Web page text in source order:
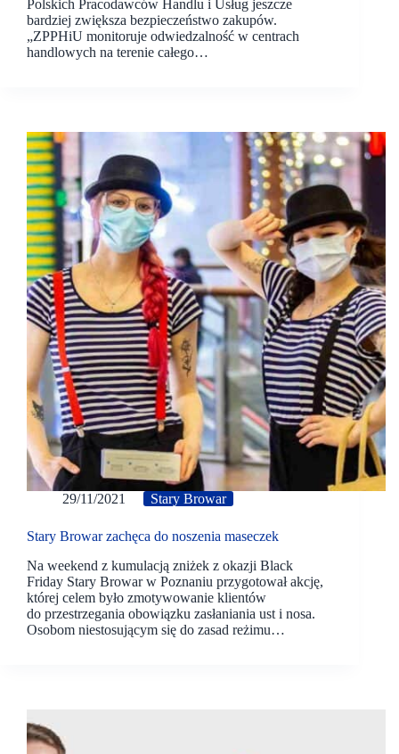
Polskich Pracodawców Handlu i Usług jeszcze
bardziej zwiększa bezpieczeństwo zakupów.
„ZPPHiU monitoruje odwiedzalność w centrach
handlowych na terenie całego…
29/11/2021 Stary Browar
Stary Browar zachęca do noszenia maseczek
Na weekend z kumulacją zniżek z okazji Black
Friday Stary Browar w Poznaniu przygotował akcję,
której celem było zmotywowanie klientów
do przestrzegania obowiązku zasłaniania ust i nosa.
Osobom niestosującym się do zasad reżimu…